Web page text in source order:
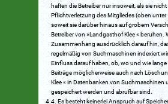
haften die Betreiber nur insoweit, als sie nicht
Pflichtverletzung des Mitgliedes (oben unter
soweit sie darüber hinaus auf grobem
Betreiber von »Landgasthof Klee « beruhen.
Zusammenhang ausdrücklich darauf hin,
regelmäßig von Suchmaschinen indexiert
Einfluss darauf haben, ob, wo und wie
Beiträge möglicherweise auch nach
Klee « in Datenbanken von Suchmaschinen
gespeichert werden und abrufbar sind.
Es besteht keinerlei Anspruch auf